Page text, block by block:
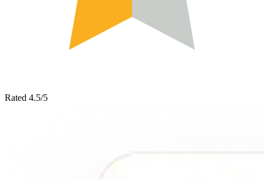
Rated 4.5/5